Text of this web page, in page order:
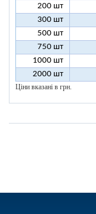
200 шт
300 шт
500 шт
750 шт
1000 шт
2000 шт
Ціни вказані в грн.